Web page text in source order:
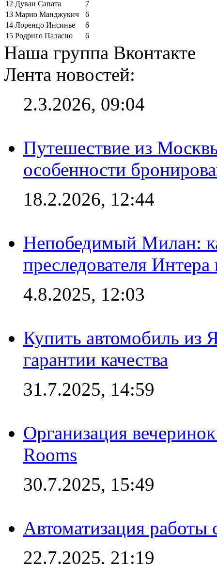
12 Дуван Сапата
7
13 Марио Манджукич
6
14 Лоренцо Инсинье
6
15 Родриго Паласио 6
Наша группа Вконтакте
Лента новостей:
2.3.2026, 09:04
Путешествие из
особенности
18.2.2026, 12:44
Непобедимый Милан:
преследователя
4.8.2025, 12:03
Купить автомобиль из
гарантии качества
31.7.2025, 14:59
Организация
Rooms
30.7.2025, 15:49
Автоматизация работы
22.7.2025, 21:19